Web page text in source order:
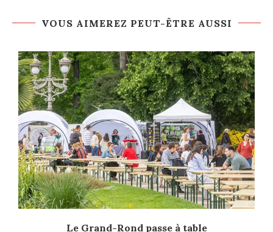
VOUS AIMEREZ PEUT-ÊTRE AUSSI
Le Grand-Rond passe à table